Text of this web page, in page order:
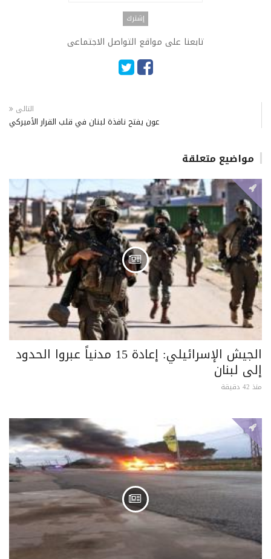
تابعنا على مواقع التواصل الاجتماعى
التالى
عون يفتح نافذة لبنان في قلب القرار الأميركي
مواضيع متعلقة
الجيش الإسرائيلي: إعادة 15 مدنياً عبروا الحدود
إلى لبنان
منذ 42 دقيقة